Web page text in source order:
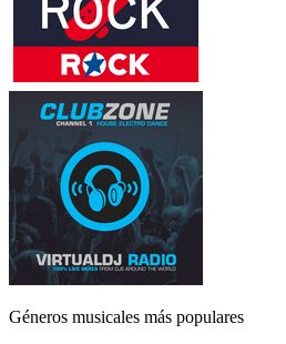
Géneros musicales más populares